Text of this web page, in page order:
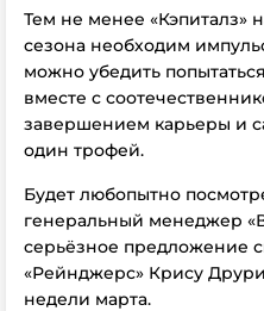
Тем не менее «Кэпиталз»
сезона необходим
можно убедить
вместе с
завершением карьеры и
один трофей.
Будет любопытно
генеральный менеджер
серьёзное предложение
«Рейнджерс» Крису
недели марта.